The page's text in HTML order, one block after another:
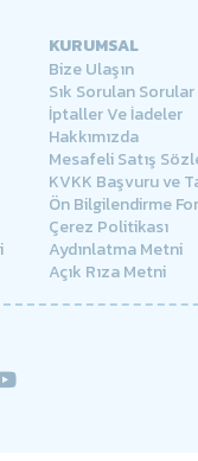
KURUMSAL
Bize Ulaşın
Sık Sorulan Sorular
İptaller Ve İadeler
Hakkımızda
Mesafeli Satış
KVKK Başvuru ve
Ön Bilgilendirme
Çerez Politikası
Aydınlatma Metni
Açık Rıza Metni